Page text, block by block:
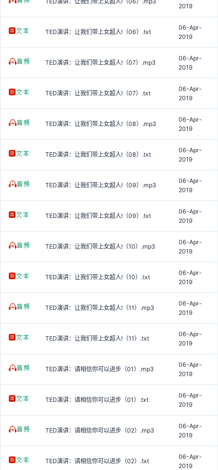
2019
TED演讲：让我们带上女超人!（06）.txt
06-Apr-
2019
TED演讲：让我们带上女超人!（07）.mp3
06-Apr-
2019
TED演讲：让我们带上女超人!（07）.txt
06-Apr-
2019
TED演讲：让我们带上女超人!（08）.mp3
06-Apr-
2019
TED演讲：让我们带上女超人!（08）.txt
06-Apr-
2019
TED演讲：让我们带上女超人!（09）.mp3
06-Apr-
2019
TED演讲：让我们带上女超人!（09）.txt
06-Apr-
2019
TED演讲：让我们带上女超人!（10）.mp3
06-Apr-
2019
TED演讲：让我们带上女超人!（10）.txt
06-Apr-
2019
TED演讲：让我们带上女超人!（11）.mp3
06-Apr-
2019
TED演讲：让我们带上女超人!（11）.txt
06-Apr-
2019
TED演讲：请相信你可以进步（01）.mp3
06-Apr-
2019
TED演讲：请相信你可以进步（01）.txt
06-Apr-
2019
TED演讲：请相信你可以进步（02）.mp3
06-Apr-
2019
TED演讲：请相信你可以进步（02）.txt
06-Apr-
2019